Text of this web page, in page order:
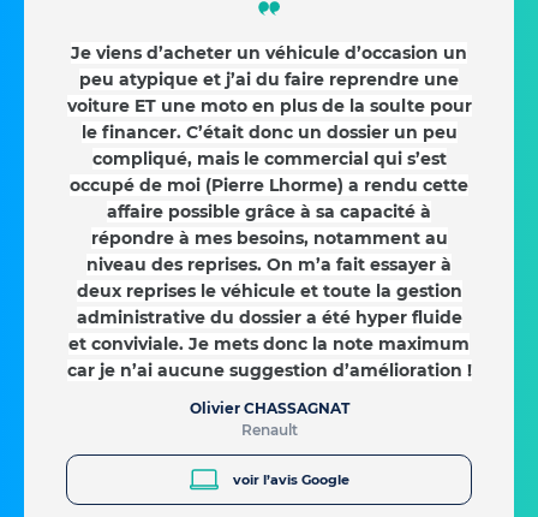
Je viens d’acheter un véhicule d’occasion un
peu atypique et j’ai du faire reprendre une
voiture ET une moto en plus de la soulte pour
le financer. C’était donc un dossier un peu
compliqué, mais le commercial qui s’est
occupé de moi (Pierre Lhorme) a rendu cette
affaire possible grâce à sa capacité à
répondre à mes besoins, notamment au
niveau des reprises. On m’a fait essayer à
deux reprises le véhicule et toute la gestion
administrative du dossier a été hyper fluide
et conviviale. Je mets donc la note maximum
car je n’ai aucune suggestion d’amélioration !
Olivier CHASSAGNAT
Renault
voir l’avis Google